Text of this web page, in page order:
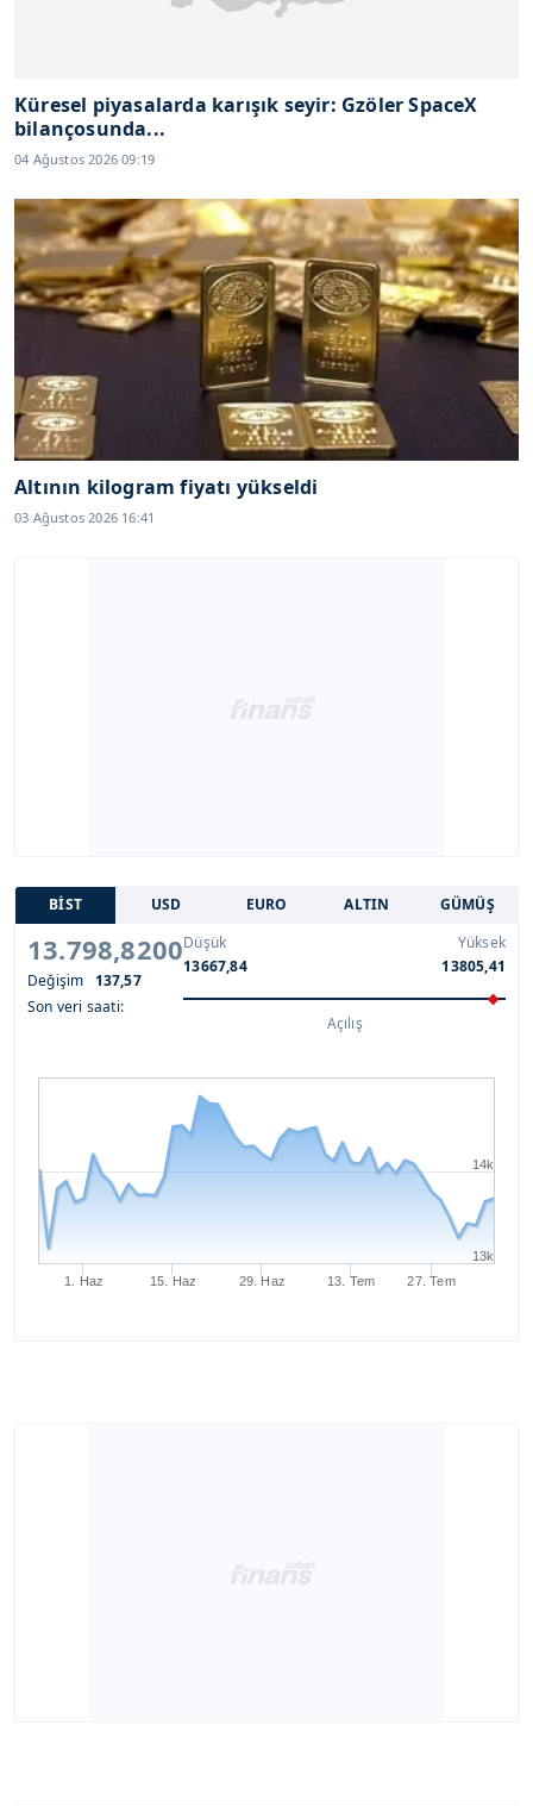
Küresel piyasalarda karışık seyir: Gzöler SpaceX
bilançosunda...
04 Ağustos 2026 09:19
Altının kilogram fiyatı yükseldi
03 Ağustos 2026 16:41
BİST USD EURO ALTIN GÜMÜŞ
13.798,8200
Değişim 137,57
Son veri saati:
Düşük
13667,84
Yüksek
13805,41
Açılış
1. Haz 15. Haz 29. Haz 13. Tem 27. Tem
13k
14k